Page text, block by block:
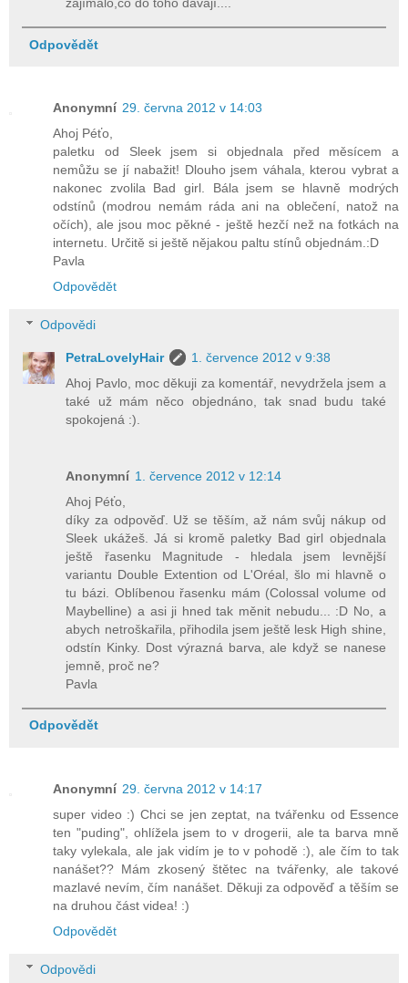
zajímalo,co do toho dávají....
Odpovědět
Anonymní 29. června 2012 v 14:03
Ahoj Péťo,
paletku od Sleek jsem si objednala před měsícem a
nemůžu se jí nabažit! Dlouho jsem váhala, kterou vybrat a
nakonec zvolila Bad girl. Bála jsem se hlavně modrých
odstínů (modrou nemám ráda ani na oblečení, natož na
očích), ale jsou moc pěkné - ještě hezčí než na fotkách na
internetu. Určitě si ještě nějakou paltu stínů objednám.:D
Pavla
Odpovědět
Odpovědi
PetraLovelyHair
1. července 2012 v 9:38
Ahoj Pavlo, moc děkuji za komentář, nevydržela jsem a
také už mám něco objednáno, tak snad budu také
spokojená :).
Anonymní 1. července 2012 v 12:14
Ahoj Péťo,
díky za odpověď. Už se těším, až nám svůj nákup od
Sleek ukážeš. Já si kromě paletky Bad girl objednala
ještě řasenku Magnitude - hledala jsem levnější
variantu Double Extention od L'Oréal, šlo mi hlavně o
tu bázi. Oblíbenou řasenku mám (Colossal volume od
Maybelline) a asi ji hned tak měnit nebudu... :D No, a
abych netroškařila, přihodila jsem ještě lesk High shine,
odstín Kinky. Dost výrazná barva, ale když se nanese
jemně, proč ne?
Pavla
Odpovědět
Anonymní 29. června 2012 v 14:17
super video :) Chci se jen zeptat, na tvářenku od Essence
ten "puding", ohlížela jsem to v drogerii, ale ta barva mně
taky vylekala, ale jak vidím je to v pohodě :), ale čím to tak
nanášet?? Mám zkosený štětec na tvářenky, ale takové
mazlavé nevím, čím nanášet. Děkuji za odpověď a těším se
na druhou část videa! :)
Odpovědět
Odpovědi